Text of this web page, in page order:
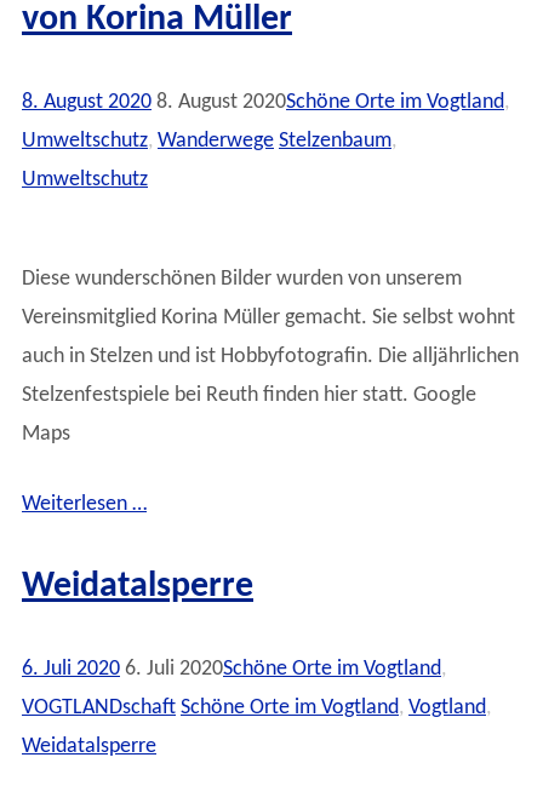
von Korina Müller
8. August 2020 8. August 2020Schöne Orte im Vogtland,
Umweltschutz, Wanderwege Stelzenbaum,
Umweltschutz
Diese wunderschönen Bilder wurden von unserem
Vereinsmitglied Korina Müller gemacht. Sie selbst wohnt
auch in Stelzen und ist Hobbyfotografin. Die alljährlichen
Stelzenfestspiele bei Reuth finden hier statt. Google
Maps
Weiterlesen …
Weidatalsperre
6. Juli 2020 6. Juli 2020Schöne Orte im Vogtland,
VOGTLANDschaft Schöne Orte im Vogtland, Vogtland,
Weidatalsperre